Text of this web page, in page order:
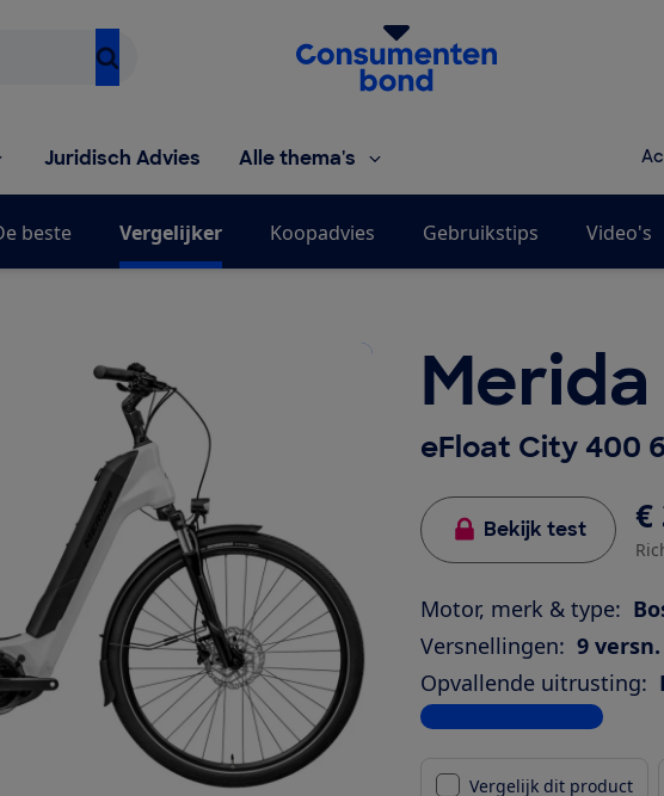
Homepage van de Consumentenbond
Juridisch Advies Alle thema's
beste Vergelijker Koopadvies Gebruikstips Video's
Merida
eFloat City 400
Bekijk test €
Motor, merk & type:
Versnellingen: 9
Opvallende uitrusting:
Bekijk alle specificaties
Vergelijk dit product